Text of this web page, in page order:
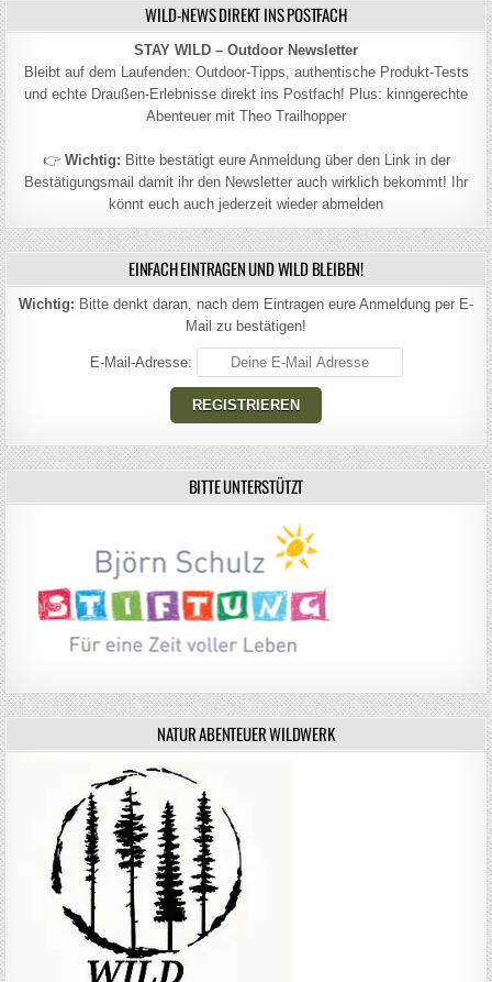
WILD-NEWS DIREKT INS POSTFACH
STAY WILD – Outdoor Newsletter
Bleibt auf dem Laufenden: Outdoor-Tipps, authentische Produkt-Tests
und echte Draußen-Erlebnisse direkt ins Postfach! Plus: kinngerechte
Abenteuer mit Theo Trailhopper
👉 Wichtig: Bitte bestätigt eure Anmeldung über den Link in der
Bestätigungsmail damit ihr den Newsletter auch wirklich bekommt! Ihr
könnt euch auch jederzeit wieder abmelden
EINFACH EINTRAGEN UND WILD BLEIBEN!
Wichtig: Bitte denkt daran, nach dem Eintragen eure Anmeldung per E-
Mail zu bestätigen!
E-Mail-Adresse:
BITTE UNTERSTÜTZT
NATUR ABENTEUER WILDWERK